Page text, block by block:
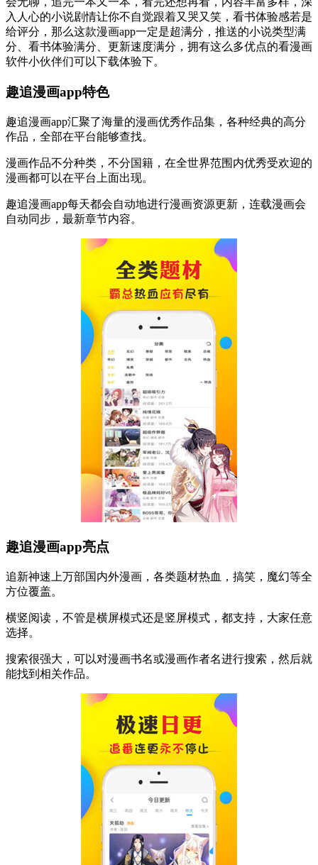
入人心的小说剧情让你不自觉跟着又哭又笑，看书体验感若是
给评分，那么这款漫画app一定是超满分，推送的小说类型满
分、看书体验满分、更新速度满分，拥有这么多优点的看漫画
软件小伙伴们可以下载体验下。
趣追漫画app特色
趣追漫画app汇聚了海量的漫画优秀作品集，各种经典的高分
作品，全部在平台能够查找。
漫画作品不分种类，不分国籍，在全世界范围内优秀受欢迎的
漫画都可以在平台上面出现。
趣追漫画app每天都会自动地进行漫画资源更新，连载漫画会
自动同步，最新章节内容。
趣追漫画app亮点
追新神速上万部国内外漫画，各类题材热血，搞笑，魔幻等全
方位覆盖。
横竖阅读，不管是横屏模式还是竖屏模式，都支持，大家任意
选择。
搜索很强大，可以对漫画书名或漫画作者名进行搜索，然后就
能找到相关作品。